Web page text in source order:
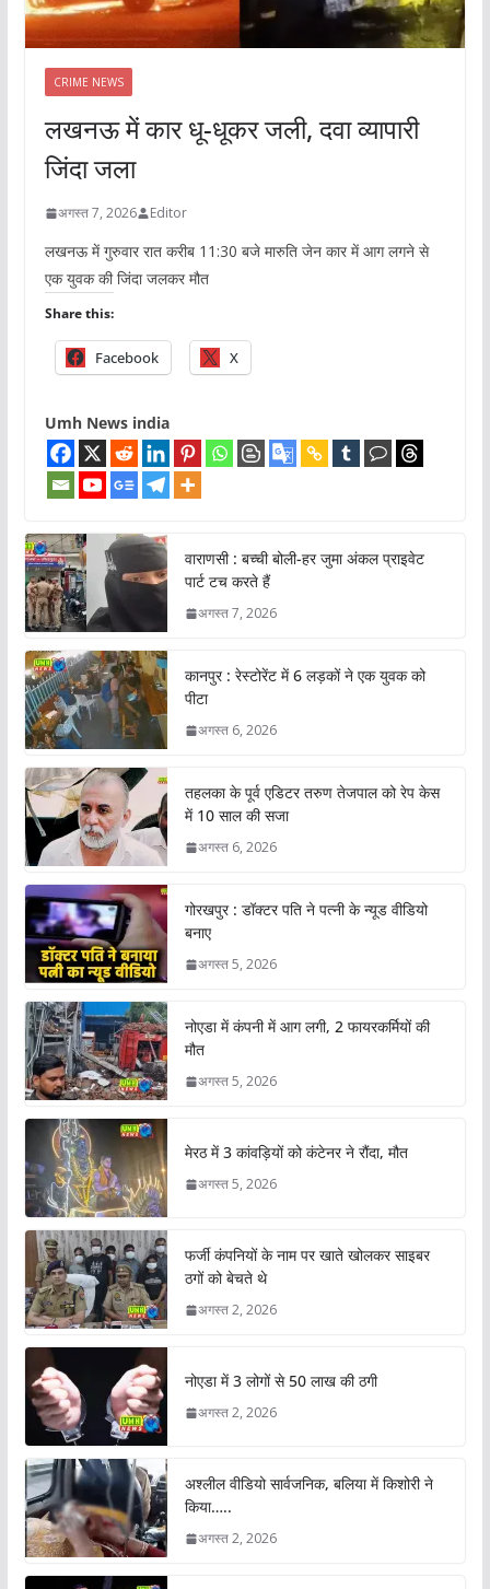
CRIME NEWS
लखनऊ में कार धू-धूकर जली, दवा व्यापारी
जिंदा जला
अगस्त 7, 2026 Editor
लखनऊ में गुरुवार रात करीब 11:30 बजे मारुति जेन कार में आग लगने से
एक युवक की जिंदा जलकर मौत
Share this:
Facebook X
Umh News india
वाराणसी : बच्ची बोली-हर जुमा अंकल प्राइवेट
पार्ट टच करते हैं
अगस्त 7, 2026
कानपुर : रेस्टोरेंट में 6 लड़कों ने एक युवक को
पीटा
अगस्त 6, 2026
तहलका के पूर्व एडिटर तरुण तेजपाल को रेप केस
में 10 साल की सजा
अगस्त 6, 2026
गोरखपुर : डॉक्टर पति ने पत्नी के न्यूड वीडियो
बनाए
अगस्त 5, 2026
नोएडा में कंपनी में आग लगी, 2 फायरकर्मियों की
मौत
अगस्त 5, 2026
मेरठ में 3 कांवड़ियों को कंटेनर ने रौंदा, मौत
अगस्त 5, 2026
फर्जी कंपनियों के नाम पर खाते खोलकर साइबर
ठगों को बेचते थे
अगस्त 2, 2026
नोएडा में 3 लोगों से 50 लाख की ठगी
अगस्त 2, 2026
अश्लील वीडियो सार्वजनिक, बलिया में किशोरी ने
किया…..
अगस्त 2, 2026